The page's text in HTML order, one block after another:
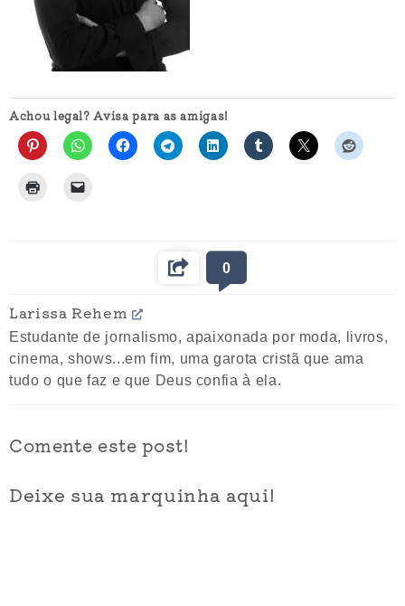
Achou legal? Avisa para as amigas!
0
Larissa Rehem
Estudante de jornalismo, apaixonada por moda, livros,
cinema, shows...em fim, uma garota cristã que ama
tudo o que faz e que Deus confia à ela.
Comente este post!
Deixe sua marquinha aqui!